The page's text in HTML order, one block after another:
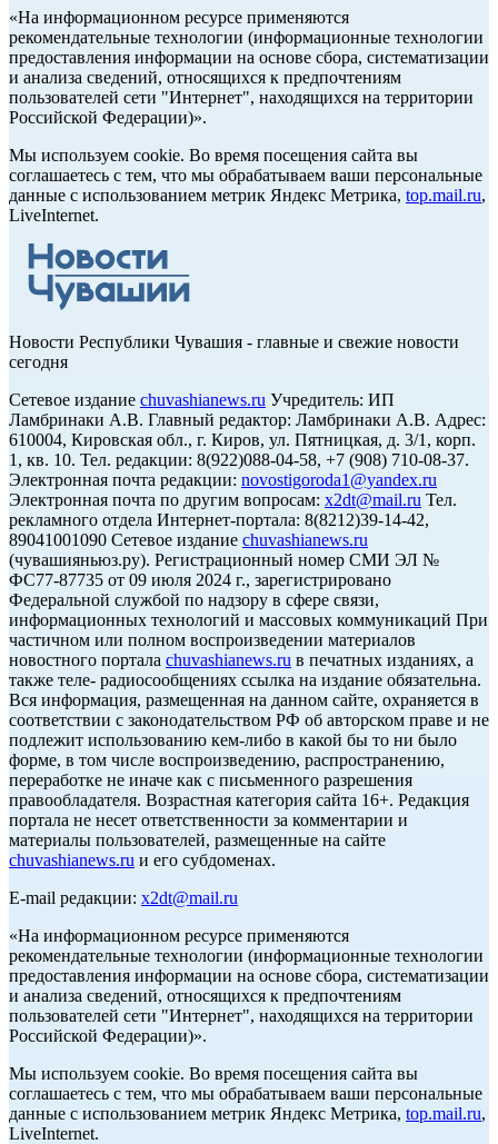
«На информационном ресурсе применяются
рекомендательные технологии (информационные технологии
предоставления информации на основе сбора, систематизации
и анализа сведений, относящихся к предпочтениям
пользователей сети "Интернет", находящихся на территории
Российской Федерации)».
Мы используем cookie. Во время посещения сайта вы
соглашаетесь с тем, что мы обрабатываем ваши персональные
данные с использованием метрик Яндекс Метрика, top.mail.ru,
LiveInternet.
Новости Республики Чувашия - главные и свежие новости
сегодня
Сетевое издание chuvashianews.ru Учредитель: ИП
Ламбринаки А.В. Главный редактор: Ламбринаки А.В. Адрес:
610004, Кировская обл., г. Киров, ул. Пятницкая, д. 3/1, корп.
1, кв. 10. Тел. редакции: 8(922)088-04-58, +7 (908) 710-08-37.
Электронная почта редакции: novostigoroda1@yandex.ru
Электронная почта по другим вопросам: x2dt@mail.ru Тел.
рекламного отдела Интернет-портала: 8(8212)39-14-42,
89041001090 Сетевое издание chuvashianews.ru
(чувашияньюз.ру). Регистрационный номер СМИ ЭЛ №
ФС77-87735 от 09 июля 2024 г., зарегистрировано
Федеральной службой по надзору в сфере связи,
информационных технологий и массовых коммуникаций При
частичном или полном воспроизведении материалов
новостного портала chuvashianews.ru в печатных изданиях, а
также теле- радиосообщениях ссылка на издание обязательна.
Вся информация, размещенная на данном сайте, охраняется в
соответствии с законодательством РФ об авторском праве и не
подлежит использованию кем-либо в какой бы то ни было
форме, в том числе воспроизведению, распространению,
переработке не иначе как с письменного разрешения
правообладателя. Возрастная категория сайта 16+. Редакция
портала не несет ответственности за комментарии и
материалы пользователей, размещенные на сайте
chuvashianews.ru и его субдоменах.
E-mail редакции: x2dt@mail.ru
«На информационном ресурсе применяются
рекомендательные технологии (информационные технологии
предоставления информации на основе сбора, систематизации
и анализа сведений, относящихся к предпочтениям
пользователей сети "Интернет", находящихся на территории
Российской Федерации)».
Мы используем cookie. Во время посещения сайта вы
соглашаетесь с тем, что мы обрабатываем ваши персональные
данные с использованием метрик Яндекс Метрика, top.mail.ru,
LiveInternet.